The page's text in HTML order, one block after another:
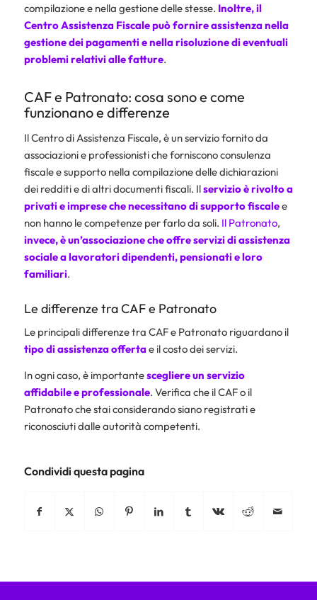
compilazione e nella gestione delle stesse. Inoltre, il
Centro Assistenza Fiscale può fornire assistenza nella
gestione dei pagamenti e nella risoluzione di eventuali
problemi relativi allefatture.
CAF e Patronato: cosa sono e come
funzionano e differenze
Il Centro di Assistenza Fiscale, è un servizio fornito da
associazioni e professionisti che forniscono consulenza
fiscale e supporto nella compilazione delle dichiarazioni
dei redditi e di altri documenti fiscali. Ilservizio è rivolto a
privati e imprese che necessitano di supporto fiscalee
non hanno le competenze per farlo da soli. Il Patronato,
invece, è un’associazione che offre servizi di assistenza
sociale a lavoratori dipendenti, pensionati e loro
familiari.
Le differenze tra CAF e Patronato
Le principali differenze tra CAF e Patronato riguardano il
tipo di assistenza offertae il costo dei servizi.
In ogni caso, è importantescegliere un servizio
affidabile e professionale. Verifica che il CAF o il
Patronato che stai considerando siano registrati e
riconosciuti dalle autorità competenti.
Condividi questa pagina